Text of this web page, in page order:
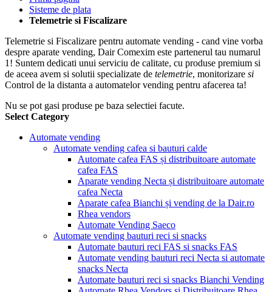
Sisteme de plata
Telemetrie si Fiscalizare
Telemetrie si Fiscalizare pentru automate vending - cand vine vorba
despre aparate vending, Dair Comexim este partenerul tau numarul
1! Suntem dedicati unui serviciu de calitate, cu produse premium si
de aceea avem si solutii specializate de telemetrie, monitorizare si
Control de la distanta a automatelor vending pentru afacerea ta!
Nu se pot gasi produse pe baza selectiei facute.
Select Category
Automate vending
Automate vending cafea si bauturi calde
Automate cafea FAS și distribuitoare automate
cafea FAS
Aparate vending Necta și distribuitoare automate
cafea Necta
Aparate cafea Bianchi și vending de la Dair.ro
Rhea vendors
Automate Vending Saeco
Automate vending bauturi reci si snacks
Automate bauturi reci FAS si snacks FAS
Automate vending bauturi reci Necta si automate
snacks Necta
Automate bauturi reci si snacks Bianchi Vending